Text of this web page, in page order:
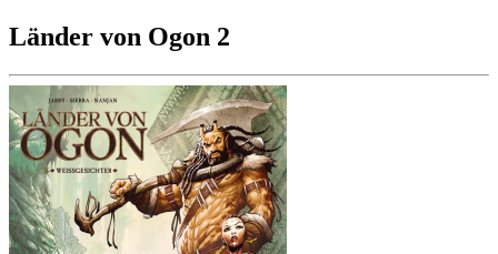
Länder von Ogon 2